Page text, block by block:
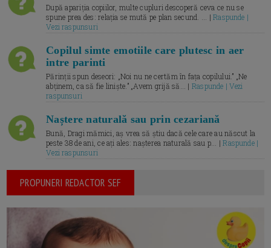
După apariția copiilor, multe cupluri descoperă ceva ce nu se
spune prea des: relația se mută pe plan secund. ... |Raspunde |
Vezi raspunsuri
Copilul simte emotiile care plutesc in aer
intre parinti
Părinții spun deseori: „Noi nu ne certăm în fața copilului.” „Ne
abținem, ca să fie liniște.” „Avem grijă să... | Raspunde | Vezi
raspunsuri
Naștere naturală sau prin cezariană
Bună, Dragi mămici, aș vrea să știu dacă cele care au născut la
peste 38 de ani, ce ați ales: nașterea naturală sau p... |Raspunde |
Vezi raspunsuri
PROPUNERI REDACTOR SEF